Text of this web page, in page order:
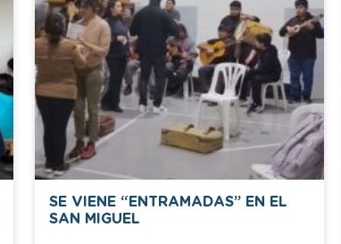
SE VIENE “ENTRAMADAS” EN EL
SAN MIGUEL